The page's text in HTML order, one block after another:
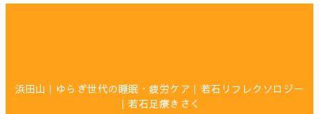
浜田山｜ゆらぎ世代の睡眠・疲労ケア｜若石リフレクソロジー
｜若石足療きさく